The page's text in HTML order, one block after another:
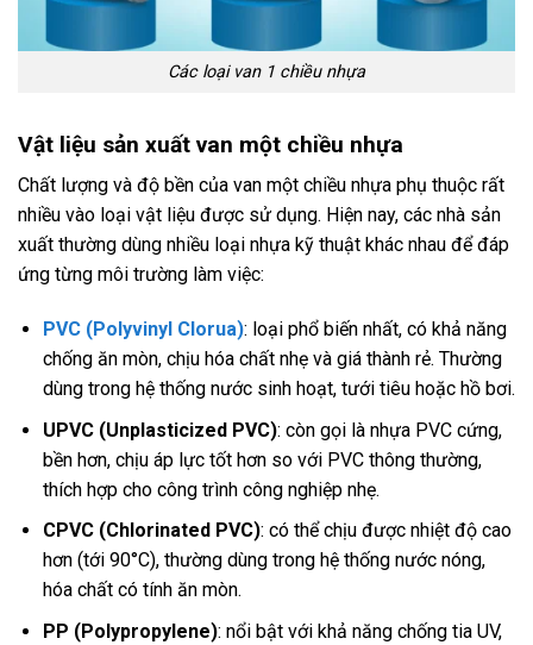
Các loại van 1 chiều nhựa
Vật liệu sản xuất van một chiều nhựa
Chất lượng và độ bền của van một chiều nhựa phụ thuộc rất
nhiều vào loại vật liệu được sử dụng. Hiện nay, các nhà sản
xuất thường dùng nhiều loại nhựa kỹ thuật khác nhau để đáp
ứng từng môi trường làm việc:
PVC (Polyvinyl Clorua): loại phổ biến nhất, có khả năng
chống ăn mòn, chịu hóa chất nhẹ và giá thành rẻ. Thường
dùng trong hệ thống nước sinh hoạt, tưới tiêu hoặc hồ bơi.
UPVC (Unplasticized PVC): còn gọi là nhựa PVC cứng,
bền hơn, chịu áp lực tốt hơn so với PVC thông thường,
thích hợp cho công trình công nghiệp nhẹ.
CPVC (Chlorinated PVC): có thể chịu được nhiệt độ cao
hơn (tới 90°C), thường dùng trong hệ thống nước nóng,
hóa chất có tính ăn mòn.
PP (Polypropylene): nổi bật với khả năng chống tia UV,